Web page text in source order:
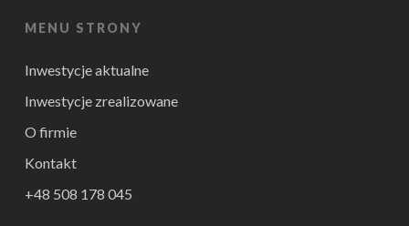
MENU STRONY
Inwestycje aktualne
Inwestycje zrealizowane
O firmie
Kontakt
+48 508 178 045